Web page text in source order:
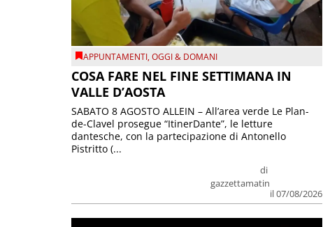
APPUNTAMENTI,OGGI & DOMANI
COSA FARE NEL FINE SETTIMANA IN
VALLE D’AOSTA
di
gazzettamatin
il 07/08/2026
SABATO 8 AGOSTO ALLEIN – All’area verde Le Plan-
de-Clavel prosegue “ItinerDante”, le letture
dantesche, con la partecipazione di Antonello
Pistritto (...